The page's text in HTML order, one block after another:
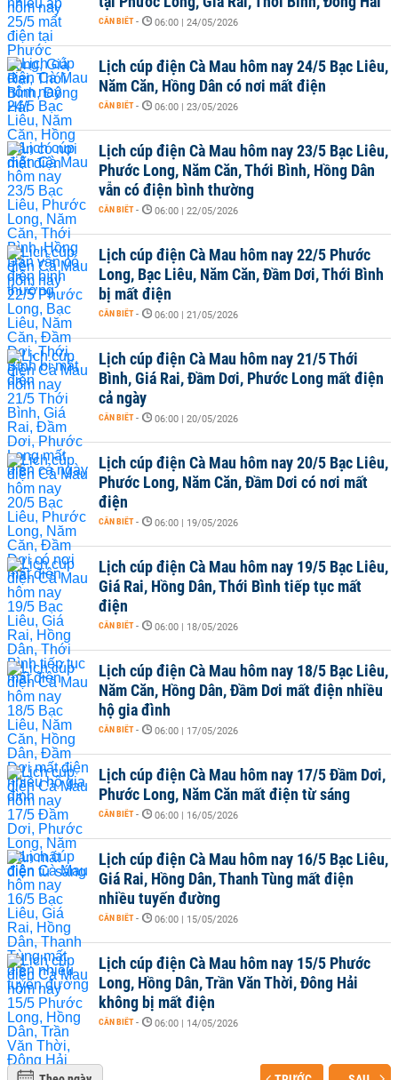
CẦN BIẾT - 06:00 | 24/05/2026
Lịch cúp điện Cà Mau hôm nay 24/5 Bạc Liêu,
Năm Căn, Hồng Dân có nơi mất điện
CẦN BIẾT - 06:00 | 23/05/2026
Lịch cúp điện Cà Mau hôm nay 23/5 Bạc Liêu,
Phước Long, Năm Căn, Thới Bình, Hồng Dân
vẫn có điện bình thường
CẦN BIẾT - 06:00 | 22/05/2026
Lịch cúp điện Cà Mau hôm nay 22/5 Phước
Long, Bạc Liêu, Năm Căn, Đầm Dơi, Thới Bình
bị mất điện
CẦN BIẾT - 06:00 | 21/05/2026
Lịch cúp điện Cà Mau hôm nay 21/5 Thới
Bình, Giá Rai, Đầm Dơi, Phước Long mất điện
cả ngày
CẦN BIẾT - 06:00 | 20/05/2026
Lịch cúp điện Cà Mau hôm nay 20/5 Bạc Liêu,
Phước Long, Năm Căn, Đầm Dơi có nơi mất
điện
CẦN BIẾT - 06:00 | 19/05/2026
Lịch cúp điện Cà Mau hôm nay 19/5 Bạc Liêu,
Giá Rai, Hồng Dân, Thới Bình tiếp tục mất
điện
CẦN BIẾT - 06:00 | 18/05/2026
Lịch cúp điện Cà Mau hôm nay 18/5 Bạc Liêu,
Năm Căn, Hồng Dân, Đầm Dơi mất điện nhiều
hộ gia đình
CẦN BIẾT - 06:00 | 17/05/2026
Lịch cúp điện Cà Mau hôm nay 17/5 Đầm Dơi,
Phước Long, Năm Căn mất điện từ sáng
CẦN BIẾT - 06:00 | 16/05/2026
Lịch cúp điện Cà Mau hôm nay 16/5 Bạc Liêu,
Giá Rai, Hồng Dân, Thanh Tùng mất điện
nhiều tuyến đường
CẦN BIẾT - 06:00 | 15/05/2026
Lịch cúp điện Cà Mau hôm nay 15/5 Phước
Long, Hồng Dân, Trần Văn Thời, Đông Hải
không bị mất điện
CẦN BIẾT - 06:00 | 14/05/2026